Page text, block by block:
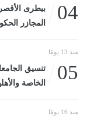
04
المجازر الحكومية
منذ 13 يومًا
05
الخاصة
منذ 16 يومًا